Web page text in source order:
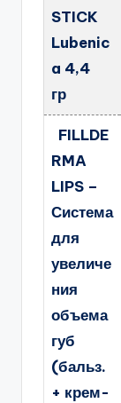
STICK
Lubenic
a 4,4
гр
FILLDE
RMA
LIPS –
Система
для
увеличе
ния
объема
губ
(бальз.
+ крем-